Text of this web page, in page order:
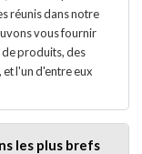
réunis dans notre
vous fournir
produits, des
l'un d'entre eux
les plus brefs